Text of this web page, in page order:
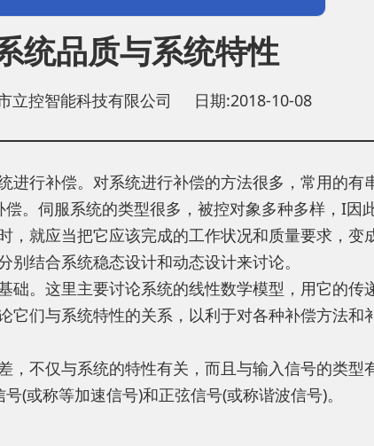
统品质与系统特性
立控智能科技有限公司 日期:2018-10-08
行补偿。对系统进行补偿的方法很多，常用的
。伺服系统的类型很多，被控对象多种多样，I因
就应当把它应该完成的工作状况和质量要求，
结合系统稳态设计和动态设计来讨论。
。这里主要讨论系统的线性数学模型，用它的
们与系统特性的关系，以利于对各种补偿方法和
不仅与系统的特性有关，而且与输入信号的类
(或称等加速信号)和正弦信号(或称谐波信号)。